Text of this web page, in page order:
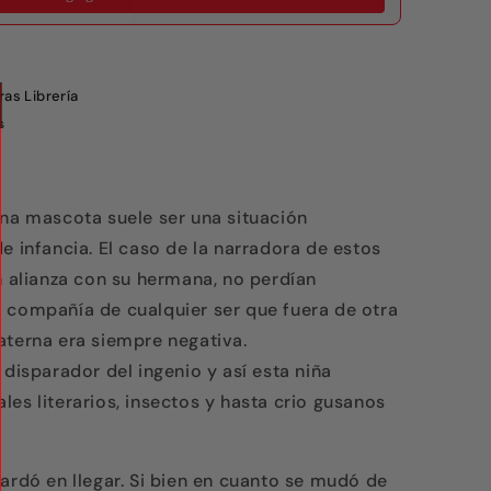
Librería
mascota suele ser una situación
infancia. El caso de la narradora de estos
con su hermana, no perdían
de cualquier ser que fuera de otra
era siempre negativa.
disparador del ingenio y así esta niña
literarios, insectos y hasta crio gusanos
en llegar. Si bien en cuanto se mudó de